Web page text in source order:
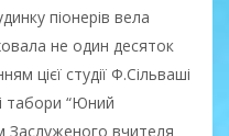
піонерів вела
не один десяток
цієї студії Ф.Сільваші
табори “Юний
Заслуженого вчителя